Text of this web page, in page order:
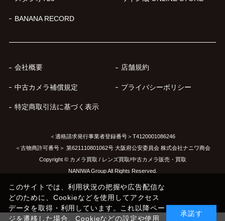
BANANA RECORD
会社概要 店舗規約
中古カメラ補償規定 プライバシーポリシー
特定商取引法に基づく表示
＜適格請求発行事業者登録番号＞T4120001086246
＜古物商許可番号＞ 第621110801062号 大阪府公安委員会 株式会社ナニワ商会
Copyright © カメラ買取 / レンズ買取/中古カメラ販売・買取
NANIWA Group All Rights Reserved.
このサイトでは、利用状況の把握や広告配信な
どのために、Cookieなどを使用してアクセス
データを取得・利用しています。これ以降ペー
ジを遷移した場合、Cookieなどの設定や使用
承諾す